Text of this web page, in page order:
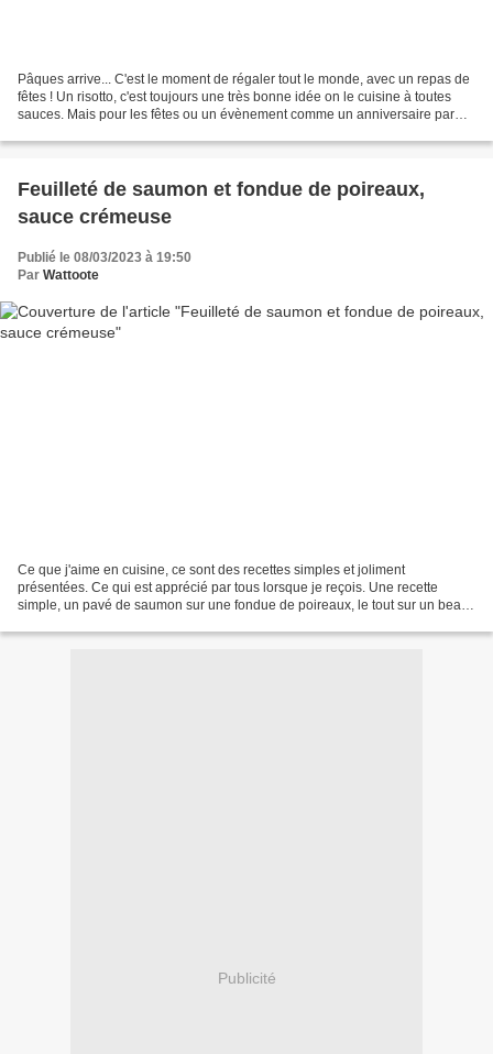
Pâques arrive... C'est le moment de régaler tout le monde, avec un repas de
fêtes ! Un risotto, c'est toujours une très bonne idée on le cuisine à toutes
sauces. Mais pour les fêtes ou un évènement comme un anniversaire par
Feuilleté de saumon et fondue de poireaux,
sauce crémeuse
Publié le 08/03/2023 à 19:50
Par Wattoote
Ce que j'aime en cuisine, ce sont des recettes simples et joliment
présentées. Ce qui est apprécié par tous lorsque je reçois. Une recette
simple, un pavé de saumon sur une fondue de poireaux, le tout sur un beau
Publicité